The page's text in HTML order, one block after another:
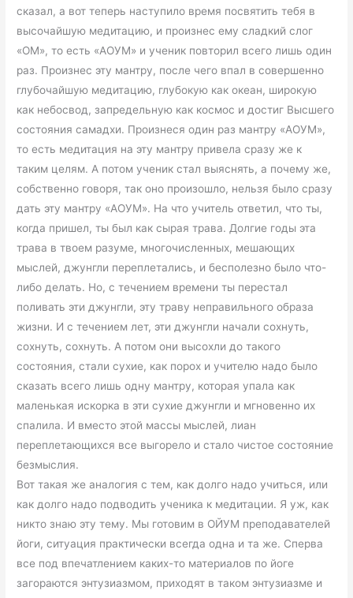
сказал, а вот теперь наступило время посвятить тебя в
высочайшую медитацию, и произнес ему сладкий слог
«ОМ», то есть «АОУМ» и ученик повторил всего лишь один
раз. Произнес эту мантру, после чего впал в совершенно
глубочайшую медитацию, глубокую как океан, широкую
как небосвод, запредельную как космос и достиг Высшего
состояния самадхи. Произнеся один раз мантру «АОУМ»,
то есть медитация на эту мантру привела сразу же к
таким целям. А потом ученик стал выяснять, а почему же,
собственно говоря, так оно произошло, нельзя было сразу
дать эту мантру «АОУМ». На что учитель ответил, что ты,
когда пришел, ты был как сырая трава. Долгие годы эта
трава в твоем разуме, многочисленных, мешающих
мыслей, джунгли переплетались, и бесполезно было что-
либо делать. Но, с течением времени ты перестал
поливать эти джунгли, эту траву неправильного образа
жизни. И с течением лет, эти джунгли начали сохнуть,
сохнуть, сохнуть. А потом они высохли до такого
состояния, стали сухие, как порох и учителю надо было
сказать всего лишь одну мантру, которая упала как
маленькая искорка в эти сухие джунгли и мгновенно их
спалила. И вместо этой массы мыслей, лиан
переплетающихся все выгорело и стало чистое состояние
безмыслия.
Вот такая же аналогия с тем, как долго надо учиться, или
как долго надо подводить ученика к медитации. Я уж, как
никто знаю эту тему. Мы готовим в ОЙУМ преподавателей
йоги, ситуация практически всегда одна и та же. Сперва
все под впечатлением каких-то материалов по йоге
загораются энтузиазмом, приходят в таком энтузиазме и